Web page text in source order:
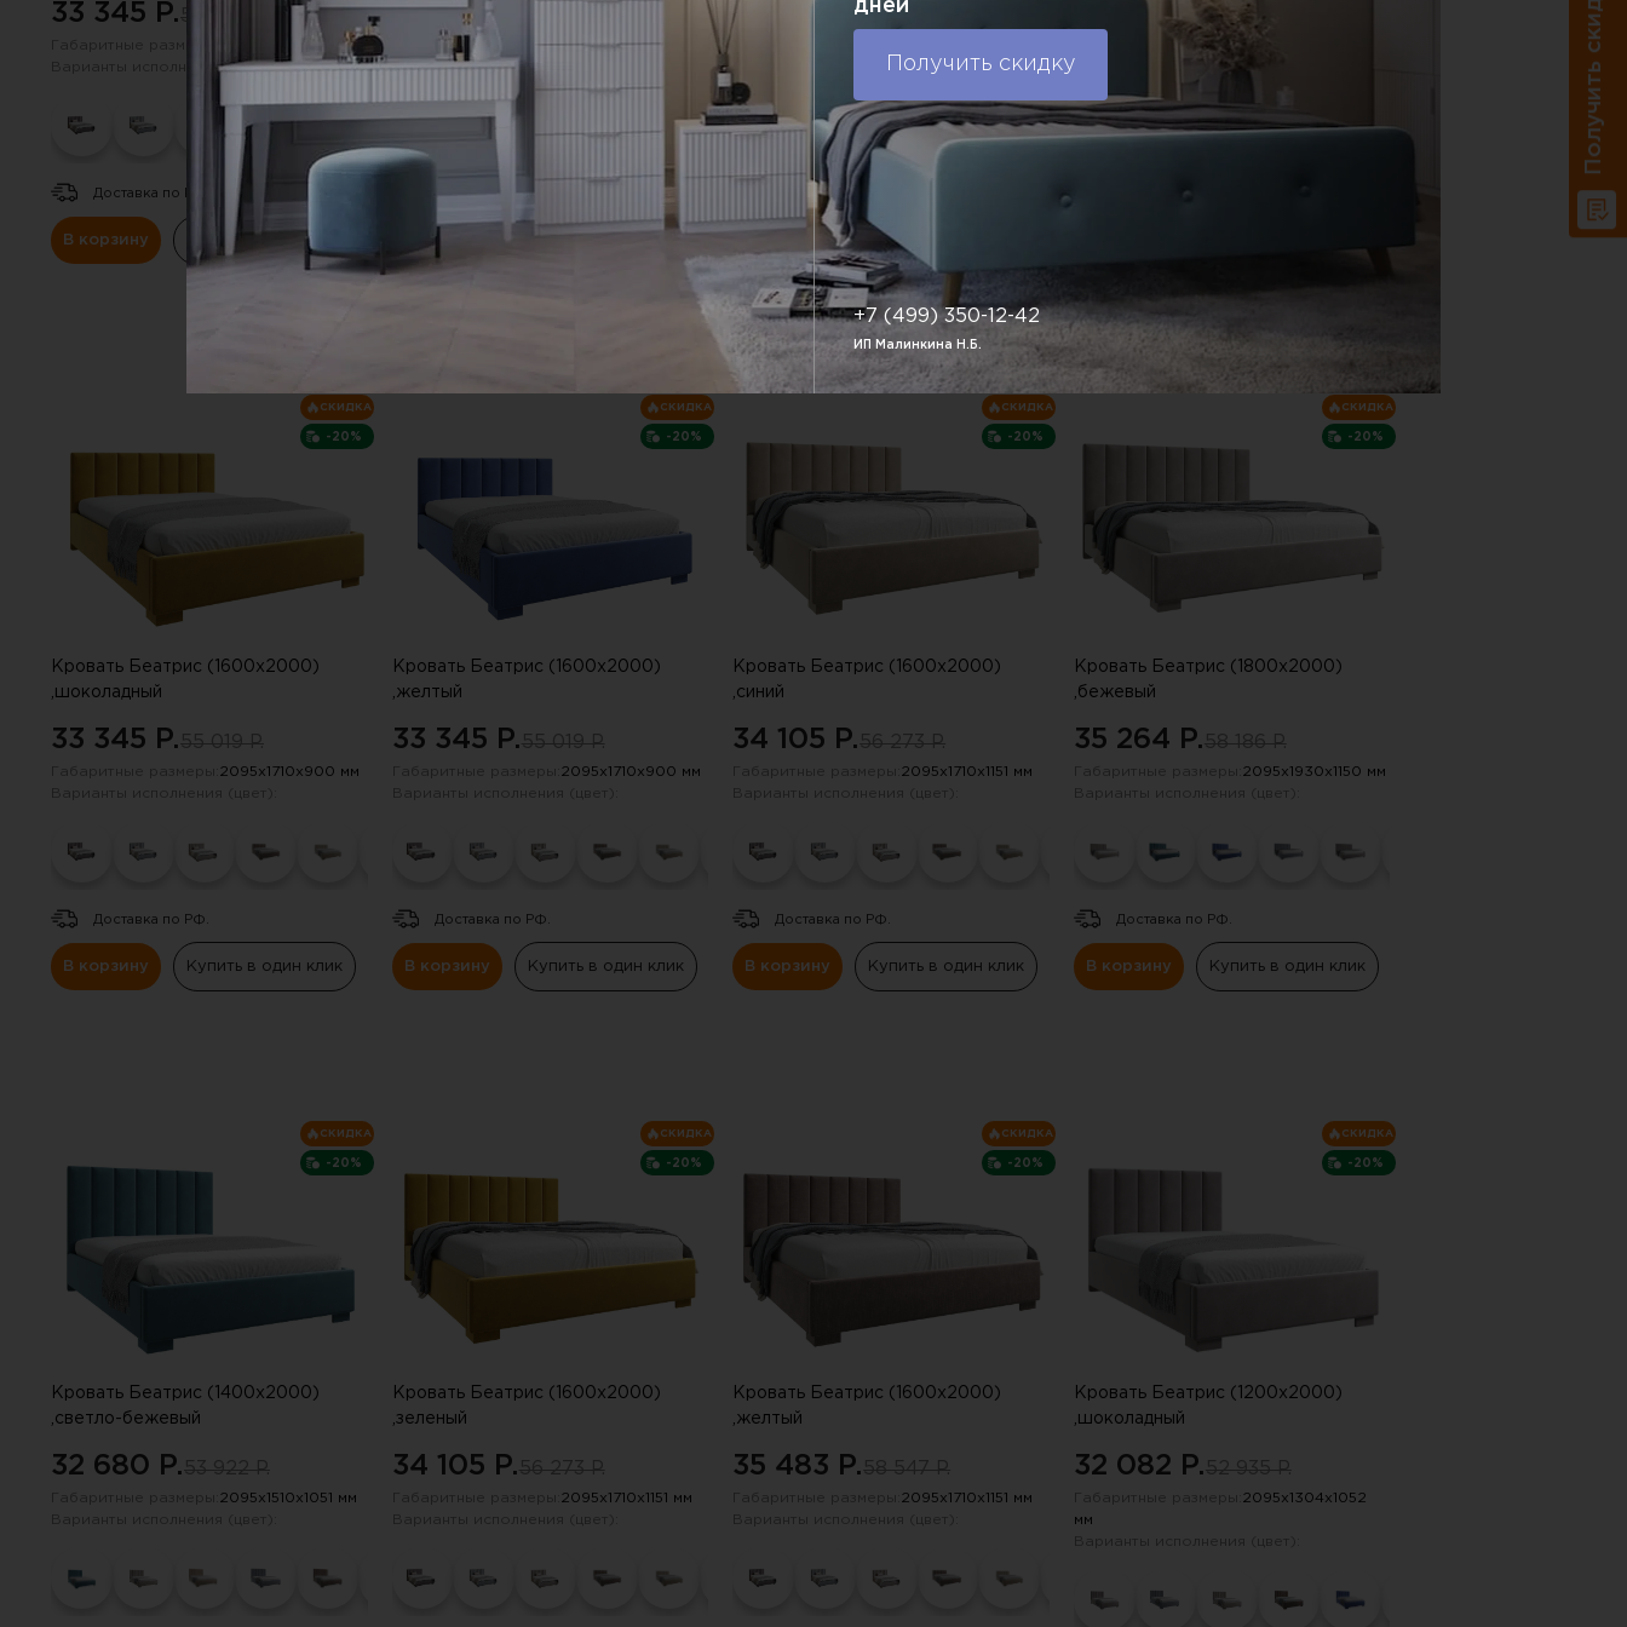
33 345 P.
2095х1710х900 мм
Варианты исполнения (цвет):
Доставка по РФ.
В корзину Купить в один клик
33 040 P.
Габаритные размеры:2095х1710х900 мм
Варианты исполнения (цвет):
Доставка по РФ.
В корзину
33 345 P.55 019 P.
Варианты исполнения (цвет):
Доставка по РФ.
Купить в один клик
33 345 P. 55 019 P.
Габаритные размеры:
Варианты исполнения (цвет):
Доставка по РФ.
-20%
СКИДКА
Кровать Беатрис (1600х2000)
,шоколадный
33 345 P.
2095х1710х900 мм
Доставка по РФ.
В корзину Купить в один клик
-20%
СКИДКА
Кровать Беатрис (1600х2000)
,желтый
33 345 P.
2095х1710х900 мм
Доставка по РФ.
В корзину Купить в один клик
-20%
СКИДКА
Кровать Беатрис (1600х2000)
,синий
34 105 P.
2095х1710х1151 мм
Доставка по РФ.
В корзину Купить в один клик
-20%
СКИДКА
Кровать Беатрис (1800х2000)
,бежевый
35 264 P.
2095х1930х1150 мм
Доставка по РФ.
В корзину Купить в один клик
-20%
СКИДКА
Кровать Беатрис (1400х2000)
,светло-бежевый
32 680 P.
2095х1510х1051 мм
-20%
СКИДКА
Кровать Беатрис (1600х2000)
,зеленый
34 105 P.
2095х1710х1151 мм
-20%
СКИДКА
Кровать Беатрис (1600х2000)
,желтый
35 483 P.
2095х1710х1151 мм
-20%
СКИДКА
Кровать Беатрис (1200х2000)
,шоколадный
32 082 P.
2095х1304х1052
мм
дней
Получить скидку
+7 (499) 350-12-42
ИП Малинкина Н.Б.
Вы получили скидку в 20% !!!